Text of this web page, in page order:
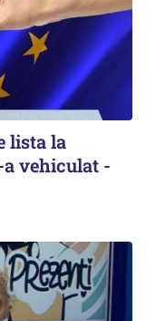
lista la
vehiculat -